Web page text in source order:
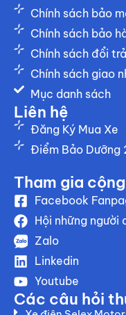
Chính sách bảo
Chính sách bảo
Chính sách đổi trả
Chính sách giao
Mục danh sách
Liên hệ
Đăng Ký Mua Xe
Điểm Bảo Dưỡng
Tham gia
Facebook
Hội những người
Zalo
Linkedin
Youtube
Các câu hỏi